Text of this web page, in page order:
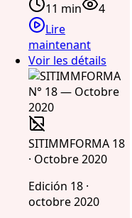
11 min
4
Lire
maintenant
Voir les détails
SITIMMFORMA 18
· Octobre 2020
Edición 18 ·
octobre 2020